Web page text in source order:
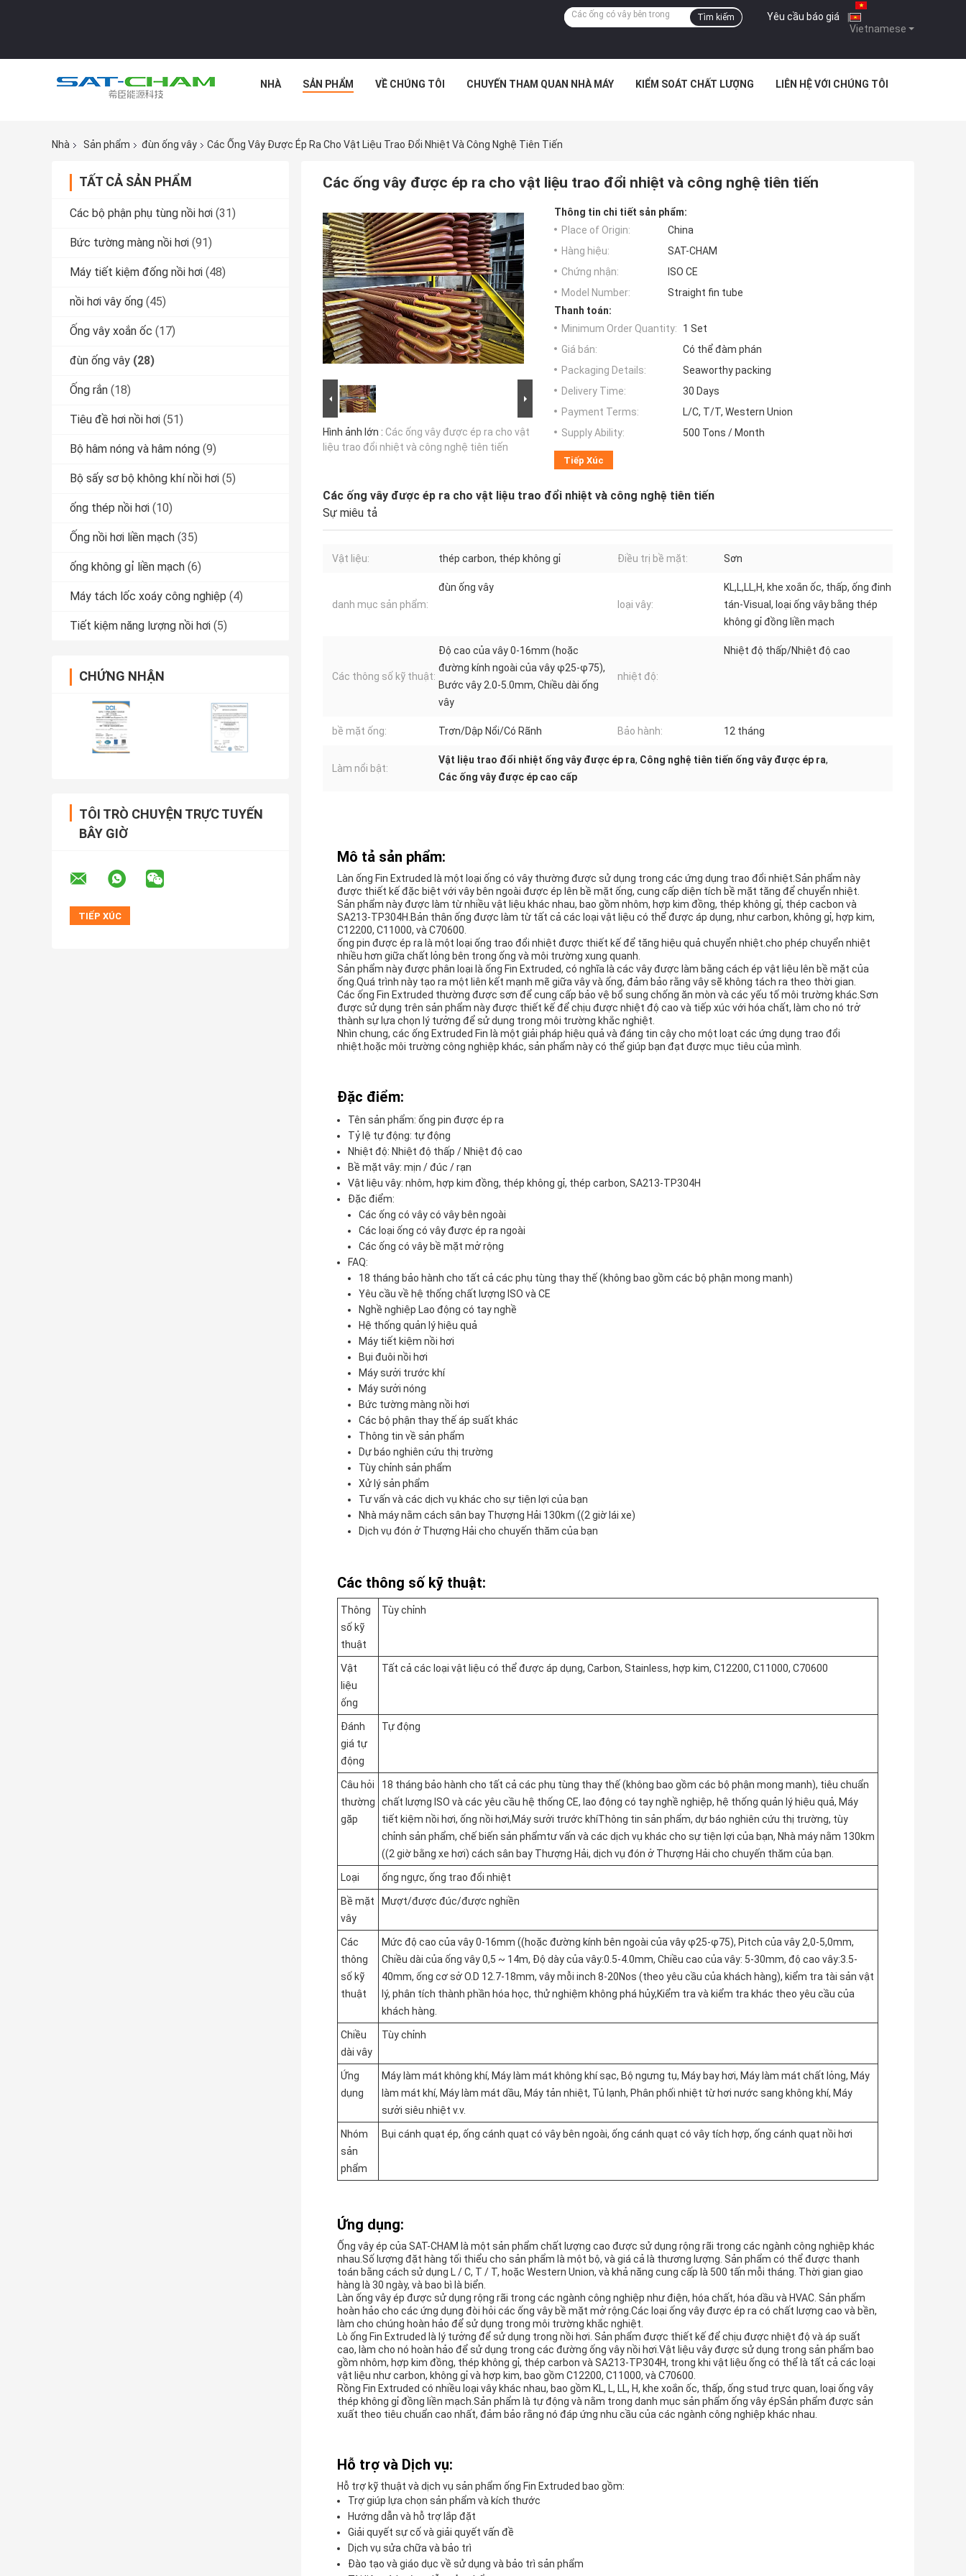
Vietnamese
Yêu cầu báo giá |
Tìm kiếm
NHÀ SẢN PHẨM VỀ CHÚNG TÔI CHUYẾN THAM QUAN NHÀ MÁY KIỂM SOÁT CHẤT LƯỢNG LIÊN HỆ VỚI CHÚNG TÔI
Nhà Sản phẩm đùn ống vây Các Ống Vây Được Ép Ra Cho Vật Liệu Trao Đổi Nhiệt Và Công Nghệ Tiên Tiến
TẤT CẢ SẢN PHẨM
Các bộ phận phụ tùng nồi hơi (31)
Bức tường màng nồi hơi (91)
Máy tiết kiệm đống nồi hơi (48)
nồi hơi vây ống (45)
Ống vây xoắn ốc (17)
đùn ống vây (28)
Ống rắn (18)
Tiêu đề hơi nồi hơi (51)
Bộ hâm nóng và hâm nóng (9)
Bộ sấy sơ bộ không khí nồi hơi (5)
ống thép nồi hơi (10)
Ống nồi hơi liền mạch (35)
ống không gỉ liền mạch (6)
Máy tách lốc xoáy công nghiệp (4)
Tiết kiệm năng lượng nồi hơi (5)
CHỨNG NHẬN
TÔI TRÒ CHUYỆN TRỰC TUYẾN
BÂY GIỜ
Các ống vây được ép ra cho vật liệu trao đổi nhiệt và công nghệ tiên tiến
Hình ảnh lớn : Các ống vây được ép ra cho vật
liệu trao đổi nhiệt và công nghệ tiên tiến
Thông tin chi tiết sản phẩm:
Place of Origin:
China
Hàng hiệu:
SAT-CHAM
Chứng nhận:
ISO CE
Model Number:
Straight fin tube
Thanh toán:
Minimum Order Quantity:
1 Set
Giá bán:
Có thể đàm phán
Packaging Details:
Seaworthy packing
Delivery Time:
30 Days
Payment Terms:
L/C, T/T, Western Union
Supply Ability:
500 Tons / Month
Tiếp Xúc
Các ống vây được ép ra cho vật liệu trao đổi nhiệt và công nghệ tiên tiến
Sự miêu tả
Vật liệu: thép carbon, thép không gỉ Điều trị bề mặt: Sơn
danh mục sản phẩm:
đùn ống vây
loại vây:
KL,L,LL,H, khe xoắn ốc, thấp, ống đinh
tán-Visual, loại ống vây bằng thép
không gỉ đồng liền mạch
Các thông số kỹ thuật:
Độ cao của vây 0-16mm (hoặc
đường kính ngoài của vây φ25-φ75),
Bước vây 2.0-5.0mm, Chiều dài ống
vây
nhiệt độ:
Nhiệt độ thấp/Nhiệt độ cao
bề mặt ống: Trơn/Dập Nổi/Có Rãnh Bảo hành: 12 tháng
Làm nổi bật:
Vật liệu trao đổi nhiệt ống vây được ép ra, Công nghệ tiên tiến ống vây được ép ra,
Các ống vây được ép cao cấp
Mô tả sản phẩm:
Làn ống Fin Extruded là một loại ống có vây thường được sử dụng trong các ứng dụng trao đổi nhiệt.Sản phẩm này
được thiết kế đặc biệt với vây bên ngoài được ép lên bề mặt ống, cung cấp diện tích bề mặt tăng để chuyển nhiệt.
Sản phẩm này được làm từ nhiều vật liệu khác nhau, bao gồm nhôm, hợp kim đồng, thép không gỉ, thép cacbon và
SA213-TP304H.Bản thân ống được làm từ tất cả các loại vật liệu có thể được áp dụng, như carbon, không gỉ, hợp kim,
C12200, C11000, và C70600.
ống pin được ép ra là một loại ống trao đổi nhiệt được thiết kế để tăng hiệu quả chuyển nhiệt.cho phép chuyển nhiệt
nhiều hơn giữa chất lỏng bên trong ống và môi trường xung quanh.
Sản phẩm này được phân loại là ống Fin Extruded, có nghĩa là các vây được làm bằng cách ép vật liệu lên bề mặt của
ống.Quá trình này tạo ra một liên kết mạnh mẽ giữa vây và ống, đảm bảo rằng vây sẽ không tách ra theo thời gian.
Các ống Fin Extruded thường được sơn để cung cấp bảo vệ bổ sung chống ăn mòn và các yếu tố môi trường khác.Sơn
được sử dụng trên sản phẩm này được thiết kế để chịu được nhiệt độ cao và tiếp xúc với hóa chất, làm cho nó trở
thành sự lựa chọn lý tưởng để sử dụng trong môi trường khắc nghiệt.
Nhìn chung, các ống Extruded Fin là một giải pháp hiệu quả và đáng tin cậy cho một loạt các ứng dụng trao đổi
nhiệt.hoặc môi trường công nghiệp khác, sản phẩm này có thể giúp bạn đạt được mục tiêu của mình.
Đặc điểm:
Tên sản phẩm: ống pin được ép ra
Tỷ lệ tự động: tự động
Nhiệt độ: Nhiệt độ thấp / Nhiệt độ cao
Bề mặt vây: mịn / đúc / rạn
Vật liệu vây: nhôm, hợp kim đồng, thép không gỉ, thép carbon, SA213-TP304H
Đặc điểm:
Các ống có vây có vây bên ngoài
Các loại ống có vây được ép ra ngoài
Các ống có vây bề mặt mở rộng
FAQ:
18 tháng bảo hành cho tất cả các phụ tùng thay thế (không bao gồm các bộ phận mong manh)
Yêu cầu về hệ thống chất lượng ISO và CE
Nghề nghiệp Lao động có tay nghề
Hệ thống quản lý hiệu quả
Máy tiết kiệm nồi hơi
Bụi đuôi nồi hơi
Máy sưởi trước khí
Máy sưởi nóng
Bức tường màng nồi hơi
Các bộ phận thay thế áp suất khác
Thông tin về sản phẩm
Dự báo nghiên cứu thị trường
Tùy chỉnh sản phẩm
Xử lý sản phẩm
Tư vấn và các dịch vụ khác cho sự tiện lợi của bạn
Nhà máy nằm cách sân bay Thượng Hải 130km ((2 giờ lái xe)
Dịch vụ đón ở Thượng Hải cho chuyến thăm của bạn
Các thông số kỹ thuật:
Thông
số kỹ
thuật
Tùy chỉnh
Vật
liệu
ống
Tất cả các loại vật liệu có thể được áp dụng, Carbon, Stainless, hợp kim, C12200, C11000, C70600
Đánh
giá tự
động
Tự động
Câu hỏi
thường
gặp
18 tháng bảo hành cho tất cả các phụ tùng thay thế (không bao gồm các bộ phận mong manh), tiêu chuẩn
chất lượng ISO và các yêu cầu hệ thống CE, lao động có tay nghề nghiệp, hệ thống quản lý hiệu quả, Máy
tiết kiệm nồi hơi, ống nồi hơi,Máy sưởi trước khíThông tin sản phẩm, dự báo nghiên cứu thị trường, tùy
chỉnh sản phẩm, chế biến sản phẩmtư vấn và các dịch vụ khác cho sự tiện lợi của bạn, Nhà máy nằm 130km
((2 giờ bằng xe hơi) cách sân bay Thượng Hải, dịch vụ đón ở Thượng Hải cho chuyến thăm của bạn.
Loại ống ngực, ống trao đổi nhiệt
Bề mặt
vây
Mượt/được đúc/được nghiền
Các
thông
số kỹ
thuật
Mức độ cao của vây 0-16mm ((hoặc đường kính bên ngoài của vây φ25-φ75), Pitch của vây 2,0-5,0mm,
Chiều dài của ống vây 0,5 ~ 14m, Độ dày của vây:0.5-4.0mm, Chiều cao của vây: 5-30mm, độ cao vây:3.5-
40mm, ống cơ sở O.D 12.7-18mm, vây mỗi inch 8-20Nos (theo yêu cầu của khách hàng), kiểm tra tài sản vật
lý, phân tích thành phần hóa học, thử nghiệm không phá hủy,Kiểm tra và kiểm tra khác theo yêu cầu của
khách hàng.
Chiều
dài vây
Tùy chỉnh
Ứng
dụng
Máy làm mát không khí, Máy làm mát không khí sạc, Bộ ngưng tụ, Máy bay hơi, Máy làm mát chất lỏng, Máy
làm mát khí, Máy làm mát dầu, Máy tản nhiệt, Tủ lạnh, Phân phối nhiệt từ hơi nước sang không khí, Máy
sưởi siêu nhiệt v.v.
Nhóm
sản
phẩm
Bụi cánh quạt ép, ống cánh quạt có vây bên ngoài, ống cánh quạt có vây tích hợp, ống cánh quạt nồi hơi
Ứng dụng:
Ống vây ép của SAT-CHAM là một sản phẩm chất lượng cao được sử dụng rộng rãi trong các ngành công nghiệp khác
nhau.Số lượng đặt hàng tối thiểu cho sản phẩm là một bộ, và giá cả là thương lượng. Sản phẩm có thể được thanh
toán bằng cách sử dụng L / C, T / T, hoặc Western Union, và khả năng cung cấp là 500 tấn mỗi tháng. Thời gian giao
hàng là 30 ngày, và bao bì là biển.
Làn ống vây ép được sử dụng rộng rãi trong các ngành công nghiệp như điện, hóa chất, hóa dầu và HVAC. Sản phẩm
hoàn hảo cho các ứng dụng đòi hỏi các ống vây bề mặt mở rộng.Các loại ống vây được ép ra có chất lượng cao và bền,
làm cho chúng hoàn hảo để sử dụng trong môi trường khắc nghiệt.
Lò ống Fin Extruded là lý tưởng để sử dụng trong nồi hơi. Sản phẩm được thiết kế để chịu được nhiệt độ và áp suất
cao, làm cho nó hoàn hảo để sử dụng trong các đường ống vây nồi hơi.Vật liệu vây được sử dụng trong sản phẩm bao
gồm nhôm, hợp kim đồng, thép không gỉ, thép carbon và SA213-TP304H, trong khi vật liệu ống có thể là tất cả các loại
vật liệu như carbon, không gỉ và hợp kim, bao gồm C12200, C11000, và C70600.
Rồng Fin Extruded có nhiều loại vây khác nhau, bao gồm KL, L, LL, H, khe xoắn ốc, thấp, ống stud trực quan, loại ống vây
thép không gỉ đồng liền mạch.Sản phẩm là tự động và nằm trong danh mục sản phẩm ống vây épSản phẩm được sản
xuất theo tiêu chuẩn cao nhất, đảm bảo rằng nó đáp ứng nhu cầu của các ngành công nghiệp khác nhau.
Hỗ trợ và Dịch vụ:
Hỗ trợ kỹ thuật và dịch vụ sản phẩm ống Fin Extruded bao gồm:
Trợ giúp lựa chọn sản phẩm và kích thước
Hướng dẫn và hỗ trợ lắp đặt
Giải quyết sự cố và giải quyết vấn đề
Dịch vụ sửa chữa và bảo trì
Đào tạo và giáo dục về sử dụng và bảo trì sản phẩm